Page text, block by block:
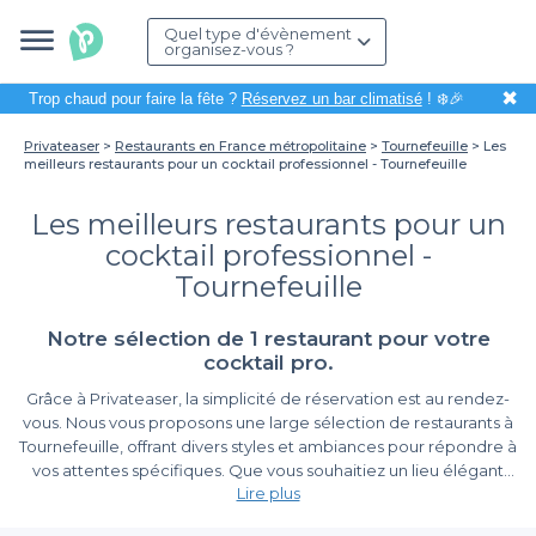
Quel type d'évènement
organisez-vous ?
Trop chaud pour faire la fête ? Réservez un bar climatisé! ❄️🎉 ✖
Privateaser Restaurants en France métropolitaine Tournefeuille
Les
meilleurs restaurants pour un cocktail professionnel - Tournefeuille
Les meilleurs restaurants pour un
cocktail professionnel -
Tournefeuille
Notre sélection de 1 restaurant pour votre
cocktail pro.
Grâce à Privateaser, la simplicité de réservation est au rendez-
vous. Nous vous proposons une large sélection de restaurants à
Tournefeuille, offrant divers styles et ambiances pour répondre à
vos attentes spécifiques. Que vous souhaitiez un lieu élégant
propice aux échanges ou un établissement plus décontracté,
Lire plus